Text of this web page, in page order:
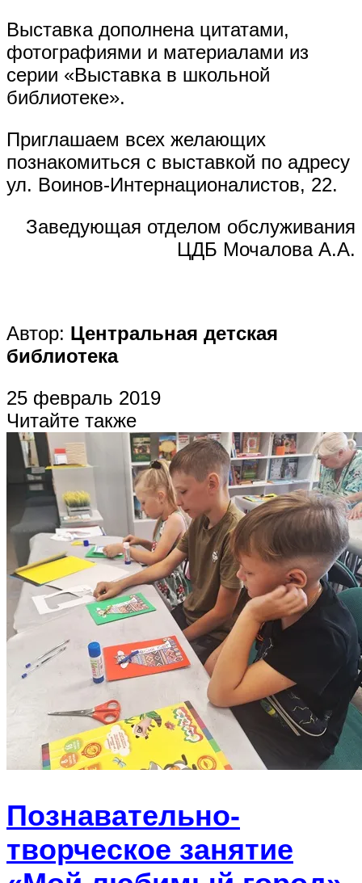
Выставка дополнена цитатами,
фотографиями и материалами из
серии «Выставка в школьной
библиотеке».
Приглашаем всех желающих
познакомиться с выставкой по адресу
ул. Воинов-Интернационалистов, 22.
Заведующая отделом обслуживания
ЦДБ Мочалова А.А.
Автор: Центральная детская
библиотека
25 февраль 2019
Читайте также
Познавательно-
творческое занятие